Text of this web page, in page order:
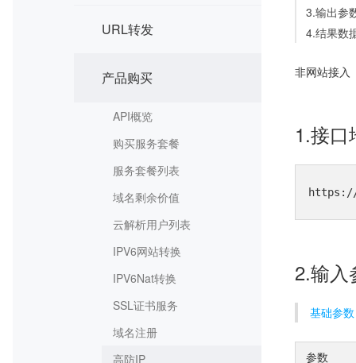
URL转发
产品购买
API概览
购买服务套餐
服务套餐列表
域名剩余价值
云解析用户列表
IPV6网站转换
IPV6Nat转换
SSL证书服务
域名注册
高防IP
3.输出参
4.结果数
非网站接入
1.接口
https://
2.输入
基础参数
参数